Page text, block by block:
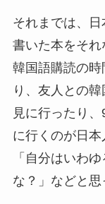
それまでは、
書いた本をそ
韓国語購読の
り、友人との
見に行ったり
に行くのが日本
「自分はいわ
な？」などと思